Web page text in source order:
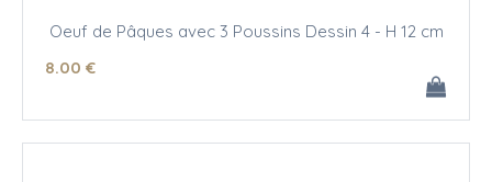
Oeuf de Pâques avec 3 Poussins Dessin 4 - H 12 cm
8.00 €